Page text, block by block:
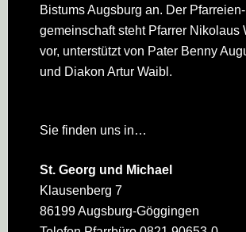
Bistums Augsburg an. Der Pfarreien­
gemeinschaft steht Pfarrer Nikolaus
vor, unterstützt von Pater Benny
und Diakon Artur Waibl.
Sie finden uns in…
St. Georg und Michael
Klausenberg 7
86199 Augsburg-Göggingen